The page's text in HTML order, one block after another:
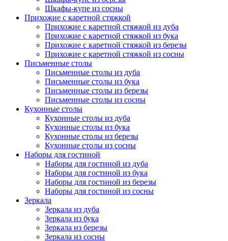
Шкафы-купе из сосны
Прихожие с каретной стяжкой
Прихожие с каретной стяжкой из дуба
Прихожие с каретной стяжкой из бука
Прихожие с каретной стяжкой из березы
Прихожие с каретной стяжкой из сосны
Письменные столы
Письменные столы из дуба
Письменные столы из бука
Письменные столы из березы
Письменные столы из сосны
Кухонные столы
Кухонные столы из дуба
Кухонные столы из бука
Кухонные столы из березы
Кухонные столы из сосны
Наборы для гостиной
Наборы для гостиной из дуба
Наборы для гостиной из бука
Наборы для гостиной из березы
Наборы для гостиной из сосны
Зеркала
Зеркала из дуба
Зеркала из бука
Зеркала из березы
Зеркала из сосны